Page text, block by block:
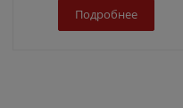
Подробнее